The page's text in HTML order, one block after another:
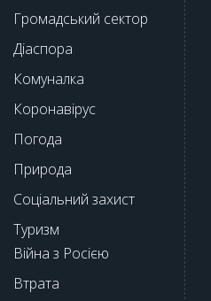
Громадський сектор
Діаспора
Комуналка
Коронавірус
Погода
Природа
Соціальний захист
Туризм
Війна з Росією
Втрата